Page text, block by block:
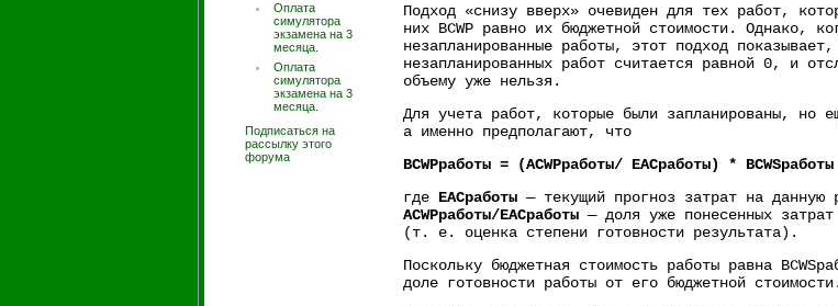
Оплата
симулятора
экзамена на 3
месяца.
Оплата
симулятора
экзамена на 3
месяца.
Подписаться на
рассылку этого
форума
Подход «снизу вверх» очевиден для тех работ,
них BCWP равно их бюджетной стоимости. Однако,
незапланированные работы, этот подход показывает,
незапланированных работ считается равной 0, и
объему уже нельзя.
Для учета работ, которые были запланированы, но
а именно предполагают, что
BCWPработы = (ACWPработы/ EACработы) * BCWSработы
где EACработы — текущий прогноз затрат на данную
ACWPработы/EACработы — доля уже понесенных
(т. е. оценка степени готовности результата).
Поскольку бюджетная стоимость работы равна
доле готовности работы от его бюджетной стоимости.